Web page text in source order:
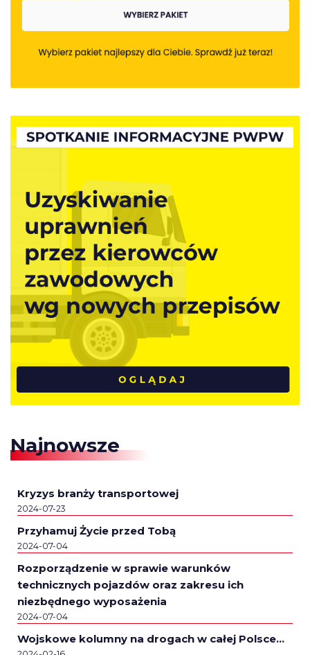
Najnowsze
Kryzys branży transportowej
2024-07-23
Przyhamuj Życie przed Tobą
2024-07-04
Rozporządzenie w sprawie warunków
technicznych pojazdów oraz zakresu ich
niezbędnego wyposażenia
2024-07-04
Wojskowe kolumny na drogach w całej Polsce…